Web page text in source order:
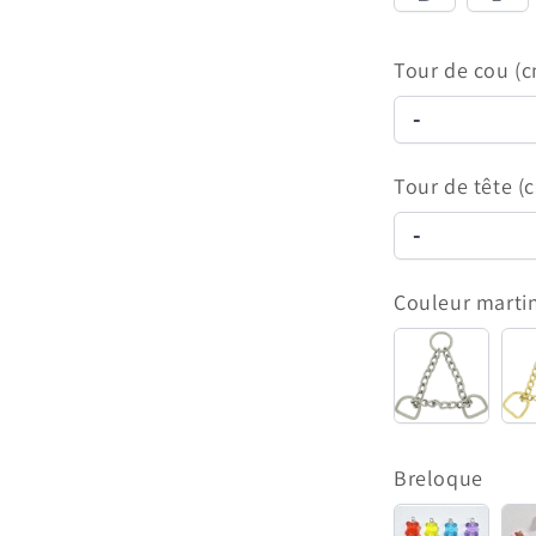
Tour de cou
-
Tour de tête
-
Couleur
Inox
Breloque
Ourson